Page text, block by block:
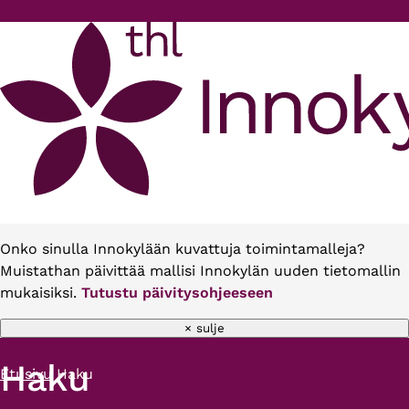
Onko sinulla Innokylään kuvattuja toimintamalleja?
Muistathan päivittää mallisi Innokylän uuden tietomallin
mukaisiksi. Tutustu päivitysohjeeseen
× sulje
Murupolku
Etusivu Haku
Haku